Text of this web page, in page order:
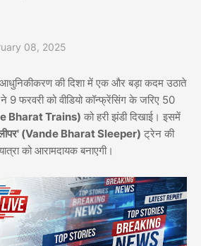
08, 2025
की दिशा में एक और बड़ा कदम उठाते
9 फरवरी को वीडियो कॉन्फ्रेंसिंग के जरिए 50
Bharat Trains) को हरी झंडी दिखाई। इसमें
(Vande Bharat Sleeper) ट्रेन की
को आरामदायक बनाएगी।